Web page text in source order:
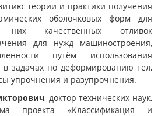
теории и практики получения
оболочковых форм для
качественных отливок
для нужд машиностроения,
путём использования
в задачах по деформированию тел,
упрочнения и разупрочнения.
, доктор технических наук,
проекта «Классификация и